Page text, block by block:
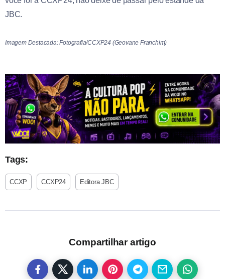
JBC.
Imagem Destacada: Fotografia/CCXP24 (Geovane Franchim)
Tags:
CCXP CCXP24 Editora JBC
Compartilhar artigo